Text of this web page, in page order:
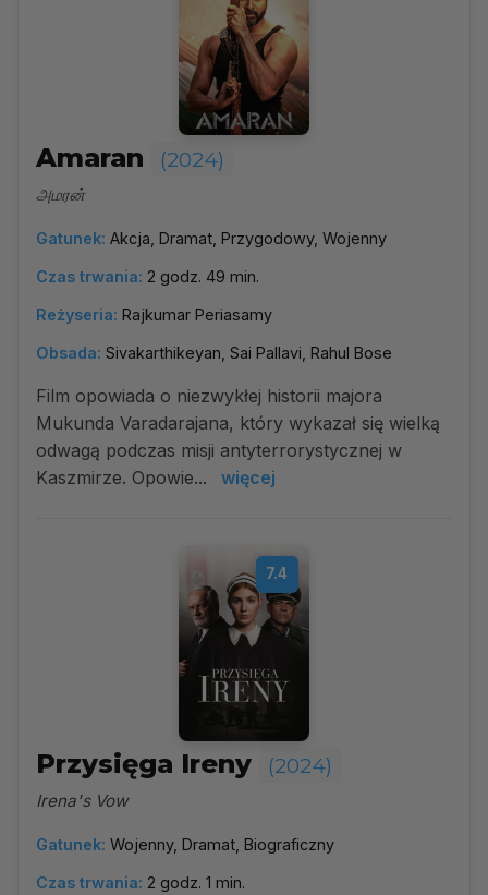
Amaran (2024)
அமரன்
Gatunek: Akcja, Dramat, Przygodowy, Wojenny
Czas trwania: 2 godz. 49 min.
Reżyseria: Rajkumar Periasamy
Obsada: Sivakarthikeyan, Sai Pallavi, Rahul Bose
Film opowiada o niezwykłej historii majora
Mukunda Varadarajana, który wykazał się wielką
odwagą podczas misji antyterrorystycznej w
Kaszmirze. Opowie...
więcej
7.4
Przysięga Ireny (2024)
Irena's Vow
Gatunek: Wojenny, Dramat, Biograficzny
Czas trwania: 2 godz. 1 min.